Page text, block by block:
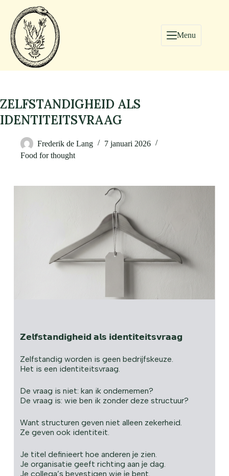
Menu
ZELFSTANDIGHEID ALS
IDENTITEITSVRAAG
Frederik de Lang
7 januari 2026
Food for thought
𝗭𝗲𝗹𝗳𝘀𝘁𝗮𝗻𝗱𝗶𝗴𝗵𝗲𝗶𝗱 𝗮𝗹𝘀 𝗶𝗱𝗲𝗻𝘁𝗶𝘁𝗲𝗶𝘁𝘀𝘃𝗿𝗮𝗮𝗴
Zelfstandig worden is geen bedrijfskeuze.
Het is een identiteitsvraag.
De vraag is niet: kan ik ondernemen?
De vraag is: wie ben ik zonder deze structuur?
Want structuren geven niet alleen zekerheid.
Ze geven ook identiteit.
Je titel definieert hoe anderen je zien.
Je organisatie geeft richting aan je dag.
Je collega’s bevestigen wie je bent.